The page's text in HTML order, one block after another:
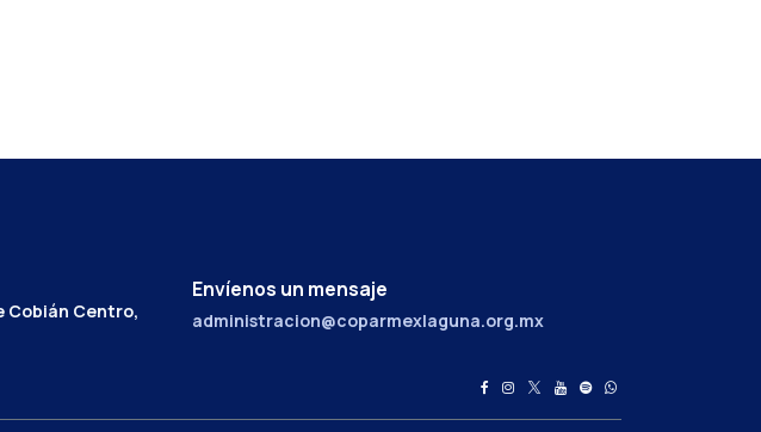
Envíenos un mensaje
administracion@coparmexlaguna.org.mx
Cobián Centro,